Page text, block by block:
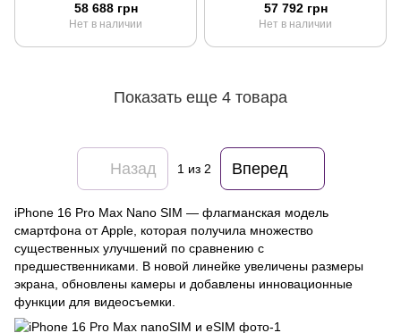
58 688 грн
Нет в наличии
57 792 грн
Нет в наличии
Показать еще 4 товара
Назад 1 из 2 Вперед
iPhone 16 Pro Max Nano SIM — флагманская модель
смартфона от Apple, которая получила множество
существенных улучшений по сравнению с
предшественниками. В новой линейке увеличены размеры
экрана, обновлены камеры и добавлены инновационные
функции для видеосъемки.